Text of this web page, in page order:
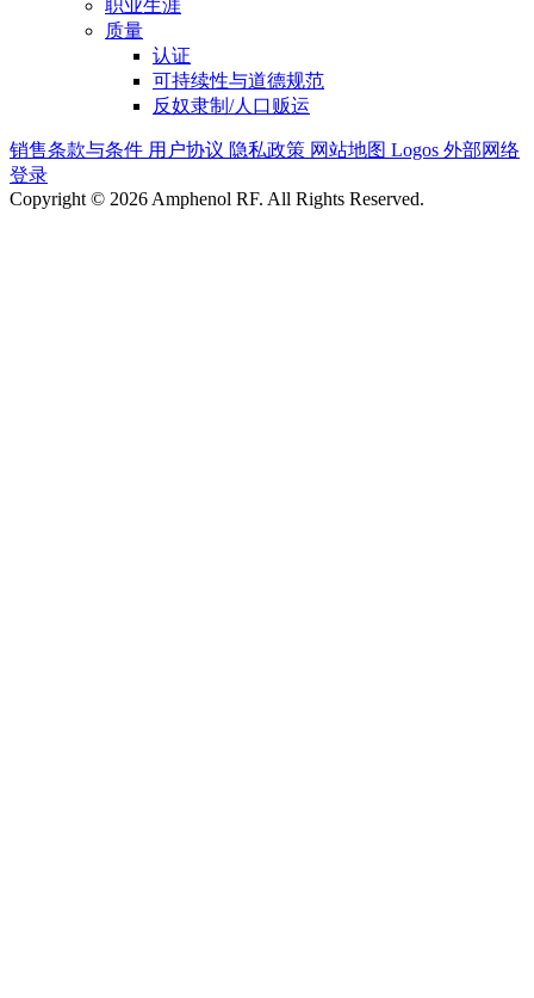
职业生涯
质量
认证
可持续性与道德规范
反奴隶制/人口贩运
销售条款与条件 用户协议 隐私政策 网站地图 Logos 外部网络
登录
Copyright © 2026 Amphenol RF. All Rights Reserved.